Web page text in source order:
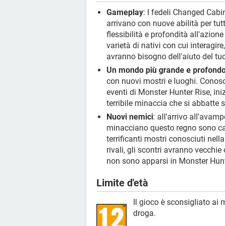
Gameplay: I fedeli Changed
arrivano con nuove abilità per
flessibilità e profondità
varietà di nativi con cui
avranno bisogno dell'aiuto del
Un mondo più grande e
con nuovi mostri e luoghi.
eventi di Monster Hunter Rise,
terribile minaccia che si abbatte
Nuovi nemici: all'arrivo
minacciano questo regno sono
terrificanti mostri conosciuti
rivali, gli scontri avranno
non sono apparsi in Monster
Limite d'età
Il gioco è sconsigliato ai
droga.